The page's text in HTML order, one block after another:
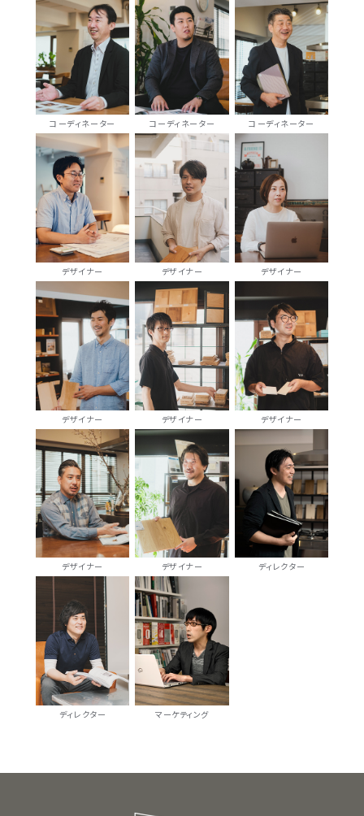
コーディネーター コーディネーター コーディネーター
デザイナー デザイナー デザイナー
デザイナー デザイナー デザイナー
デザイナー デザイナー ディレクター
ディレクター マーケティング